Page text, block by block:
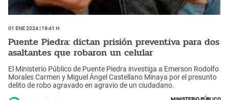
01 Ene 2024 | 18:41 h
Puente Piedra: dictan prisión preventiva para dos
asaltantes que robaron un celular
El Ministerio Público de Puente Piedra investiga a Emerson Rodolfo
Morales Carmen y Miguel Ángel Castellano Minaya por el presunto
delito de robo agravado en agravio de un ciudadano.